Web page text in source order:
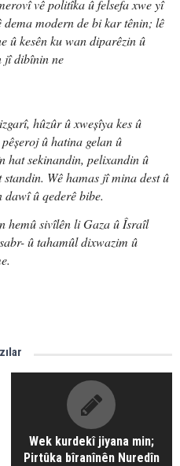
vê politîka û felsefa xwe yî
modern de bi kar tênin; lê
û kesên ku wan diparêzin û
jî dibînin ne
hûzûr û xweșîya kes û
û hatina gelan û
hat sekinandin, pelixandin û
Wê hamas jî mina dest û
û qederê bibe.
hemû sivîlên li Gaza û Îsraîl
û tahamûl dixwazim û
Wek kurdekî jiyana min;
Pirtûka bîranînên Nuredîn